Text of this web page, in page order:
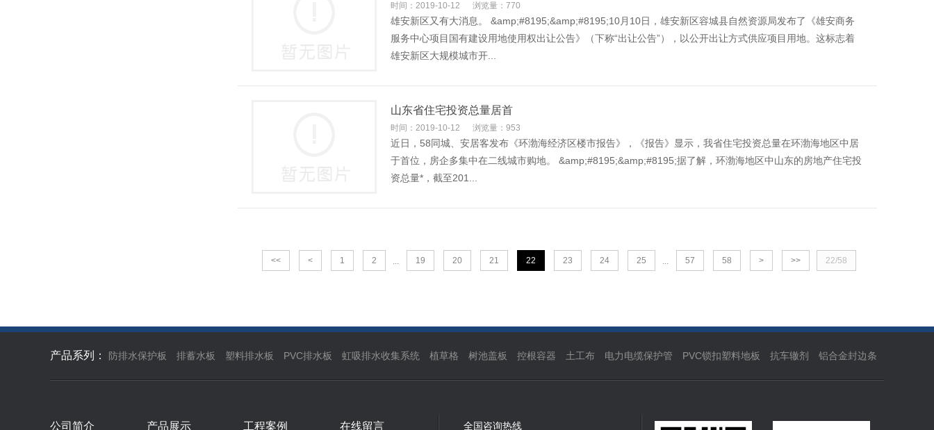
时间：2019-10-12 浏览量：770
雄安新区又有大消息。 &amp;#8195;&amp;#8195;10月10日，雄安新区容城县自然资源局发布了《雄安商务
服务中心项目国有建设用地使用权出让公告》（下称“出让公告”），以公开出让方式供应项目用地。这标志着
雄安新区大规模城市开...
山东省住宅投资总量居首
时间：2019-10-12 浏览量：953
近日，58同城、安居客发布《环渤海经济区楼市报告》，《报告》显示，我省住宅投资总量在环渤海地区中居
于首位，房企多集中在二线城市购地。 &amp;#8195;&amp;#8195;据了解，环渤海地区中山东的房地产住宅投
资总量*，截至201...
<< < 1 2 ... 19 20 21 22 23 24 25 ... 57 58 > >> 22/58
产品系列： 防排水保护板 排蓄水板 塑料排水板 PVC排水板 虹吸排水收集系统 植草格 树池盖板 控根容器 土工布 电力电缆保护管 PVC锁扣塑料地板 抗车辙剂 铝合金封边条
公司简介 产品展示 工程案例 在线留言 全国咨询热线